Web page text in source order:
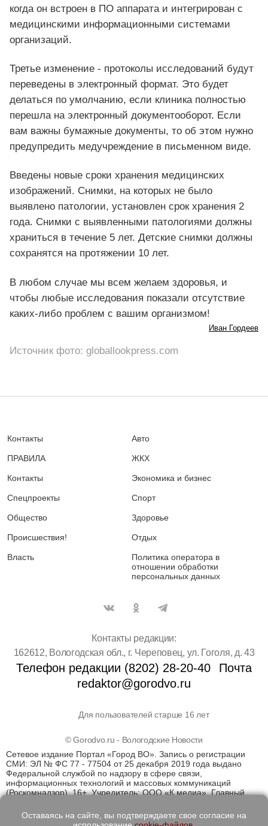
когда он встроен в ПО аппарата и интегрирован с
медицинскими информационными системами
организаций.
Третье изменение - протоколы исследований будут
переведены в электронный формат. Это будет
делаться по умолчанию, если клиника полностью
перешла на электронный документооборот. Если
вам важны бумажные документы, то об этом нужно
предупредить медучреждение в письменном виде.
Введены новые сроки хранения медицинских
изображений. Снимки, на которых не было
выявлено патологии, установлен срок хранения 2
года. Снимки с выявленными патологиями должны
храниться в течение 5 лет. Детские снимки должны
сохранятся на протяжении 10 лет.
В любом случае мы всем желаем здоровья, и
чтобы любые исследования показали отсутствие
каких-либо проблем с вашим организмом!
Иван Гордеев
Источник фото: globallookpress.com
Контакты
ПРАВИЛА
Контакты
Спецпроекты
Общество
Происшествия!
Власть
Авто
ЖКХ
Экономика и бизнес
Спорт
Здоровье
Отдых
Политика оператора в
отношении обработки
персональных данных
Контакты редакции:
162612, Вологодская обл., г. Череповец, ул. Гоголя, д. 43
Телефон редакции (8202) 28-20-40
Почта
redaktor@gorodvo.ru
Для пользователей старше 16 лет
© Gorodvo.ru - Вологодские Новости
Сетевое издание Портал «Город ВО». Запись о регистрации
СМИ: ЭЛ № ФС 77 - 77504 от 25 декабря 2019 года выдано
Федеральной службой по надзору в сфере связи,
информационных технологий и массовых коммуникаций
(Роскомнадзор). 16+. Учредитель: ООО «К медиа». Главный
применяются рекомендательные технологии (информационные
технологии предоставления информации на основе сбора,
Оставаясь на сайте, вы подтверждаете свое согласие на